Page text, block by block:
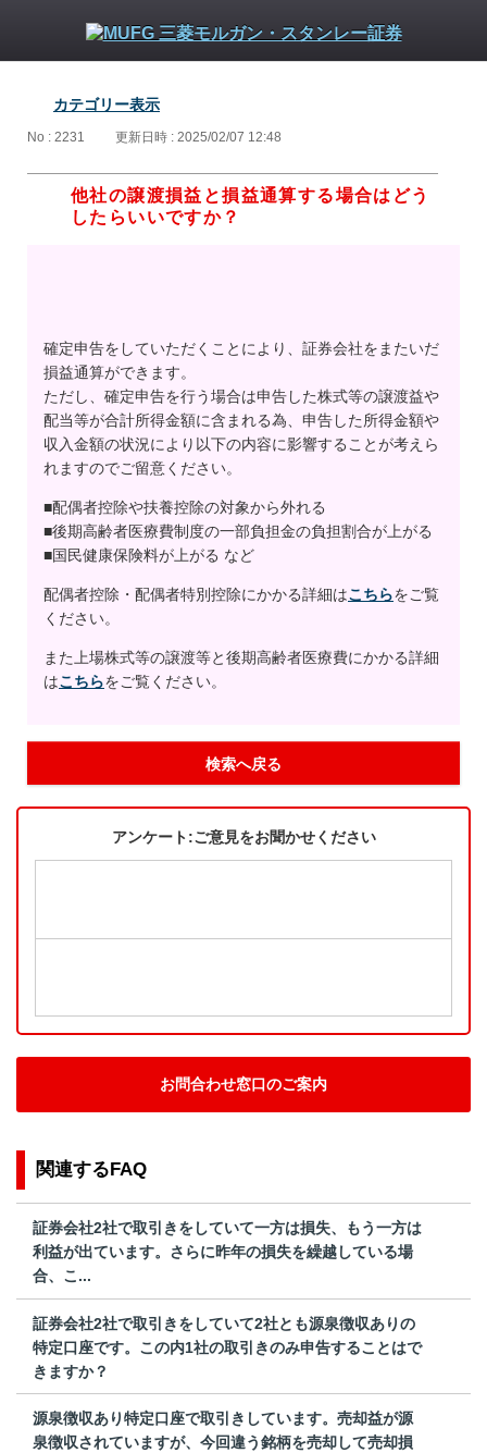
カテゴリー表示
No : 2231 更新日時 : 2025/02/07 12:48
他社の譲渡損益と損益通算する場合はどう
したらいいですか？
確定申告をしていただくことにより、証券会社をまたいだ
損益通算ができます。
ただし、確定申告を行う場合は申告した株式等の譲渡益や
配当等が合計所得金額に含まれる為、申告した所得金額や
収入金額の状況により以下の内容に影響することが考えら
れますのでご留意ください。
■配偶者控除や扶養控除の対象から外れる
■後期高齢者医療費制度の一部負担金の負担割合が上がる
■国民健康保険料が上がる など
配偶者控除・配偶者特別控除にかかる詳細はこちらをご覧
ください。
また上場株式等の譲渡等と後期高齢者医療費にかかる詳細
はこちらをご覧ください。
検索へ戻る
アンケート:ご意見をお聞かせください
お問合わせ窓口のご案内
関連するFAQ
証券会社2社で取引きをしていて一方は損失、もう一方は
利益が出ています。さらに昨年の損失を繰越している場
合、こ...
証券会社2社で取引きをしていて2社とも源泉徴収ありの
特定口座です。この内1社の取引きのみ申告することはで
きますか？
源泉徴収あり特定口座で取引きしています。売却益が源
泉徴収されていますが、今回違う銘柄を売却して売却損